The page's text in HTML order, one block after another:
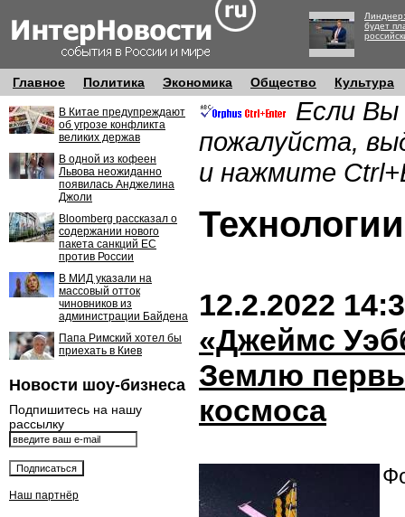
будет
Главное Политика Экономика Общество Культура
В Китае предупреждают
об угрозе конфликта
великих держав
В одной из кофеен
Львова неожиданно
появилась Анджелина
Джоли
Bloomberg рассказал о
содержании нового
пакета санкций ЕС
против России
В МИД указали на
массовый отток
чиновников из
администрации Байдена
Папа Римский хотел бы
приехать в Киев
Новости шоу-бизнеса
Подпишитесь на нашу
рассылку
Наш партнёр
Если Вы
пожалуйста,
и нажмите
12.2.2022
«Джеймс
Землю
космоса